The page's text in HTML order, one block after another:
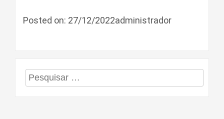
Posted on: 27/12/2022administrador
Pesquisar
por: